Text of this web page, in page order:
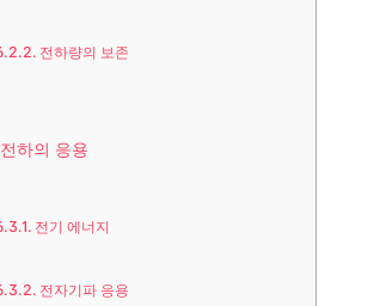
전하량의 보존
전하의 응용
전기 에너지
전자기파 응용